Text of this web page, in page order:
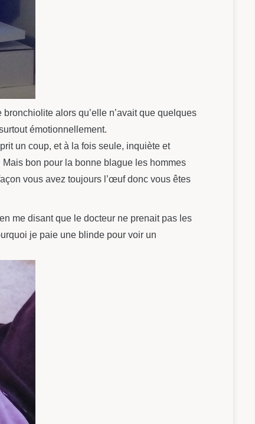
alors qu’elle n’avait que quelques
émotionnellement.
un coup, et à la fois seule, inquiète et
bon pour la bonne blague les hommes
vous avez toujours l’œuf donc vous êtes
me disant que le docteur ne prenait pas les
je paie une blinde pour voir un